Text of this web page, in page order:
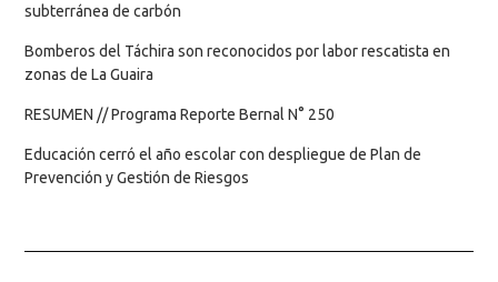
subterránea de carbón
Bomberos del Táchira son reconocidos por labor rescatista en
zonas de La Guaira
RESUMEN // Programa Reporte Bernal N° 250
Educación cerró el año escolar con despliegue de Plan de
Prevención y Gestión de Riesgos